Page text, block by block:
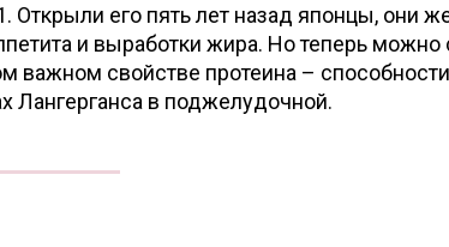
Открыли его пять лет назад японцы, они
и выработки жира. Но теперь можно
важном свойстве протеина –
Лангерганса в поджелудочной.